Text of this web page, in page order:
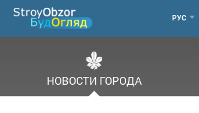
Перейти
основному
РУС
НОВОСТИ ГОРОДА